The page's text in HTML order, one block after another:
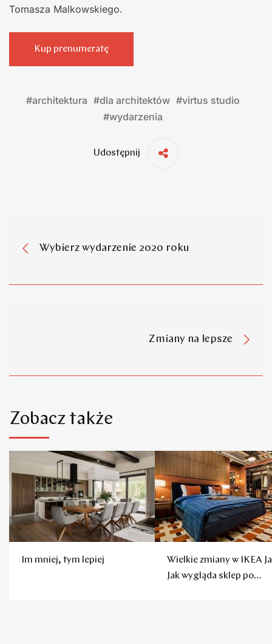
Tomasza Malkowskiego.
Kup prenumeratę
#architektura #dla architektów #virtus studio
#wydarzenia
Udostępnij
Wybierz wydarzenie 2020 roku
Zmiany na lepsze
Zobacz także
Im mniej, tym lepiej
Wielkie zmiany w IKEA
Jak wygląda sklep po